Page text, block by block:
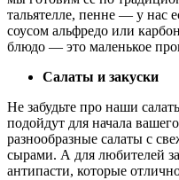
тальятелле, пенне — у нас
соусом альфредо или
блюдо — это маленькое
Салаты и закуски
Не забудьте про наши
подойдут для начала
разнообразные салаты с
сырами. А для любителей
антипасти, которые